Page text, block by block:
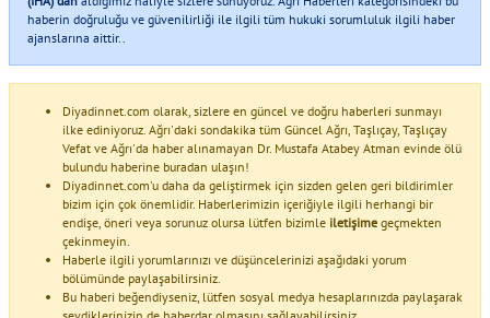
haberin doğruluğu ve güvenilirliği ile ilgili tüm hukuki sorumluluk ilgili haber
ajanslarına aittir..
Diyadinnet.com olarak, sizlere en güncel ve doğru haberleri sunmayı
ilke ediniyoruz. Ağrı'daki sondakika tüm Güncel Ağrı, Taşlıçay, Taşlıçay
Vefat ve Ağrı'da haber alınamayan Dr. Mustafa Atabey Atman evinde ölü
bulundu haberine buradan ulaşın!
Diyadinnet.com'u daha da geliştirmek için sizden gelen geri bildirimler
bizim için çok önemlidir. Haberlerimizin içeriğiyle ilgili herhangi bir
endişe, öneri veya sorunuz olursa lütfen bizimle iletişime geçmekten
çekinmeyin.
Haberle ilgili yorumlarınızı ve düşüncelerinizi aşağıdaki yorum
bölümünde paylaşabilirsiniz.
Bu haberi beğendiyseniz, lütfen sosyal medya hesaplarınızda paylaşarak